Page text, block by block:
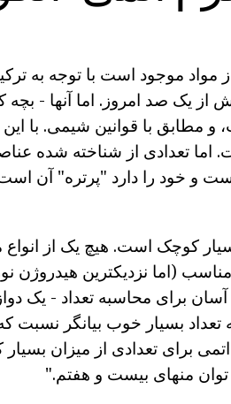
مواد موجود است با توجه به
از یک صد امروز. اما آنها -
و مطابق با قوانین شیمی. با
تعدادی از شناخته شده
و خود را دارد "پرتره" آن
کوچک است. هیچ یک از انواع
(اما نزدیکترین هیدروژن
آسان برای محاسبه تعداد - یک
بسیار خوب بیانگر نسبت
اتمی برای تعدادی از میزان
منهای بیست و هفتم."